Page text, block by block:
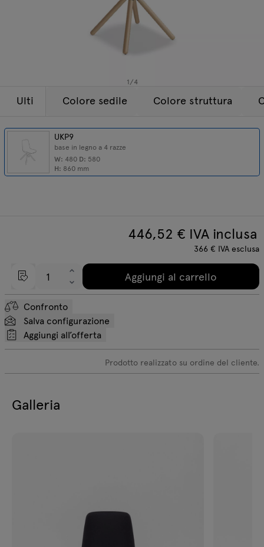
1/4
Ulti
UKP9
base in legno a 4 razze
W: 480 D: 580
H: 860 mm
Colore sedile Colore struttura
446,52 € IVA inclusa
366 € IVA esclusa
Aggiungi al carrello
Confronto
Salva configurazione
Aggiungi all’offerta
Prodotto realizzato su ordine del cliente.
Galleria